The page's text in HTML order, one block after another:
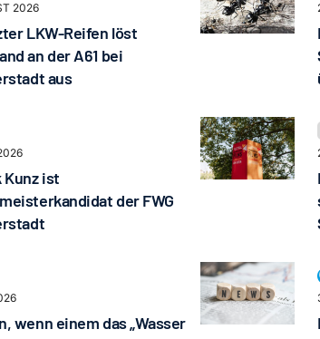
2026
LKW-Reifen löst
an der A61 bei
aus
ist
der FWG
wenn einem das „Wasser